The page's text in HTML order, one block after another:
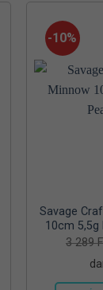
-10%
Savage
10cm 5,5g
3 289